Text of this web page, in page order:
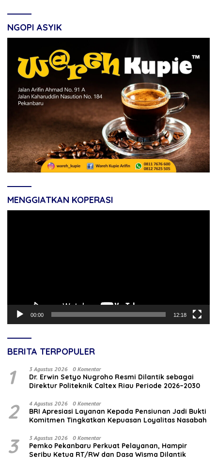
NGOPI ASYIK
MENGGIATKAN KOPERASI
00:00 12:18
BERITA TERPOPULER
1 3 Agustus 2026 0 Komentar
‎Dr. Erwin Setyo Nugroho Resmi Dilantik sebagai
Direktur Politeknik Caltex Riau Periode 2026–2030
2 4 Agustus 2026 0 Komentar
BRI Apresiasi Layanan Kepada Pensiunan Jadi Bukti
Komitmen Tingkatkan Kepuasan Loyalitas Nasabah
3 3 Agustus 2026 0 Komentar
Pemko Pekanbaru Perkuat Pelayanan, Hampir
Seribu Ketua RT/RW dan Dasa Wisma Dilantik